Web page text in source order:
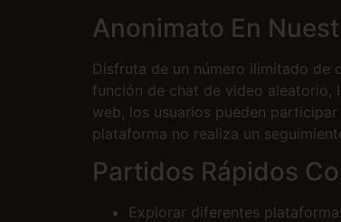
Anonimato En
Disfruta de un número ilimitado de
función de chat de video aleatorio,
web, los usuarios pueden
plataforma no realiza un
Partidos Rápidos
Explorar diferentes